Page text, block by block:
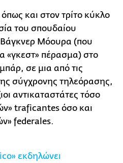
και στον τρίτο κύκλο
του σπουδαίου
Βάγκνερ Μόουρα (που
«γκεστ» πέρασμα) στο
σε μια από τις
σύγχρονης τηλεόρασης,
αντικαταστάτες τόσο
traficantes όσο και
federales.
εκδηλώνει